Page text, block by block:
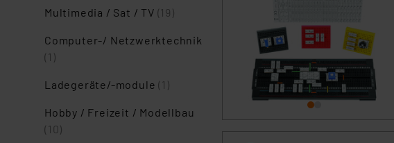
Multimedia / Sat / TV (19)
Computer-/ Netzwerktechnik
(1)
Ladegeräte/-module(1)
Hobby / Freizeit / Modellbau
(10)